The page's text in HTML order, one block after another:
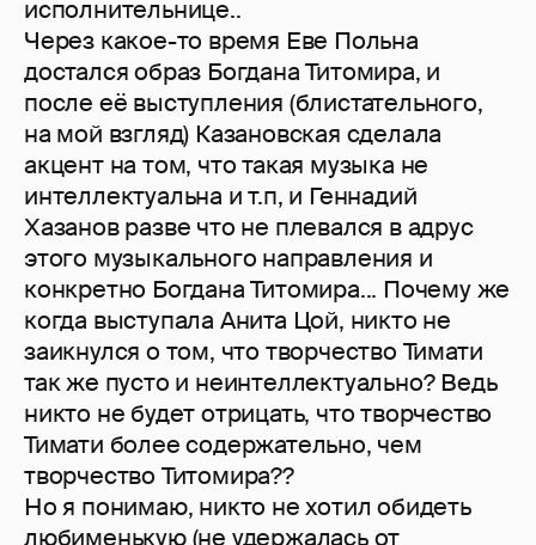
исполнительнице..
Через какое-то время Еве Польна
достался образ Богдана Титомира, и
после её выступления (блистательного,
на мой взгляд) Казановская сделала
акцент на том, что такая музыка не
интеллектуальна и т.п, и Геннадий
Хазанов разве что не плевался в адрус
этого музыкального направления и
конкретно Богдана Титомира... Почему же
когда выступала Анита Цой, никто не
заикнулся о том, что творчество Тимати
так же пусто и неинтеллектуально? Ведь
никто не будет отрицать, что творчество
Тимати более содержательно, чем
творчество Титомира??
Но я понимаю, никто не хотил обидеть
любименькую (не удержалась от